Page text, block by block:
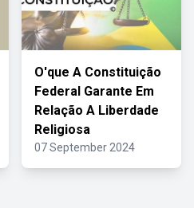
O'que A Constituição
Federal Garante Em
Relação A Liberdade
Religiosa
07 September 2024